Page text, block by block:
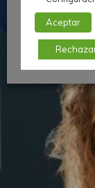
Raúl
Aceptar